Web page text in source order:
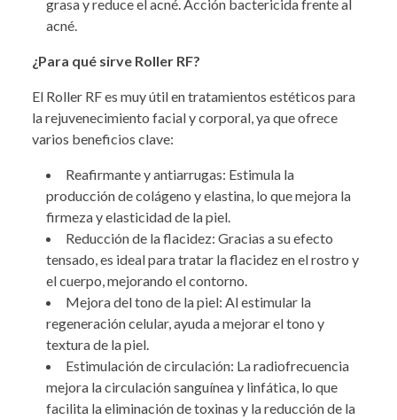
grasa y reduce el acné. Acción bactericida frente al
acné.
¿Para qué sirve Roller RF?
El Roller RF es muy útil en tratamientos estéticos para
la rejuvenecimiento facial y corporal, ya que ofrece
varios beneficios clave:
Reafirmante y antiarrugas: Estimula la
producción de colágeno y elastina, lo que mejora la
firmeza y elasticidad de la piel.
Reducción de la flacidez: Gracias a su efecto
tensado, es ideal para tratar la flacidez en el rostro y
el cuerpo, mejorando el contorno.
Mejora del tono de la piel: Al estimular la
regeneración celular, ayuda a mejorar el tono y
textura de la piel.
Estimulación de circulación: La radiofrecuencia
mejora la circulación sanguínea y linfática, lo que
facilita la eliminación de toxinas y la reducción de la